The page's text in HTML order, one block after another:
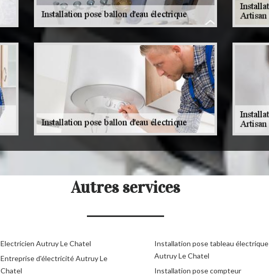
Autres services
Electricien Autruy Le Chatel
Entreprise d'électricité Autruy Le
Chatel
Installation pose tableau électrique
Autruy Le Chatel
Installation pose compteur